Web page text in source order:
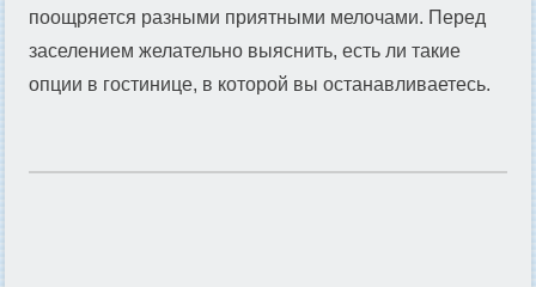
поощряется разными приятными мелочами. Перед
заселением желательно выяснить, есть ли такие
опции в гостинице, в которой вы останавливаетесь.